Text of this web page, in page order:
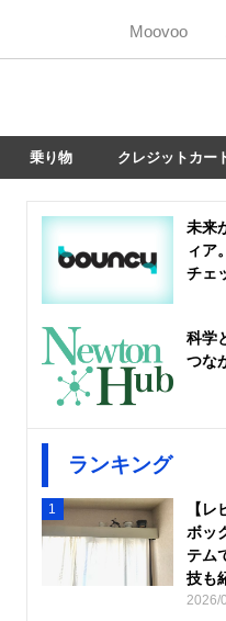
Moovoo
乗り物 クレジットカー
未来
ィア
チェ
科学
つな
ランキング
1
【
ボッ
テム
技も